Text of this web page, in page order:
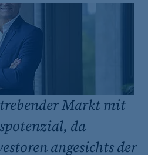
Markt mit
da
angesichts der